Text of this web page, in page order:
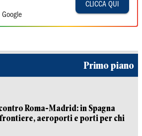
Google
CLICCA QUI
Primo piano
Roma-Madrid: in Spagna
aeroporti e porti per chi